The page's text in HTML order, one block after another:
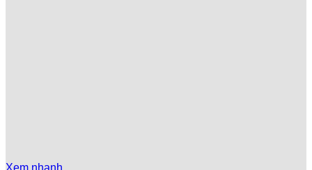
Xem nhanh